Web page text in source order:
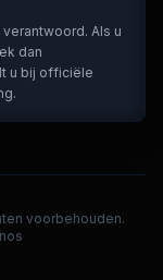
Als u
dan
u bij officiële
voorbehouden.